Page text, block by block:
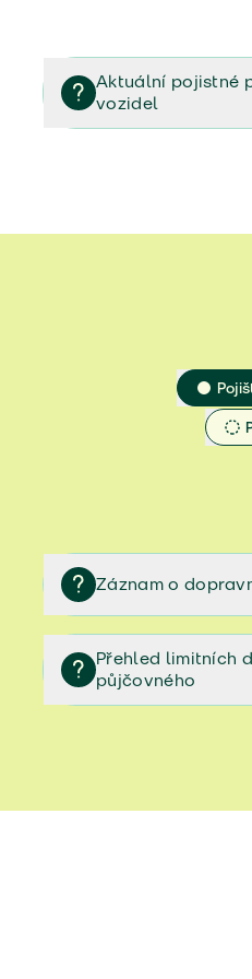
Aktuální pojistné
vozidel
Veřejný příslib -
Záznam o
Záznam o dopravní
Přehled limitních
půjčovného